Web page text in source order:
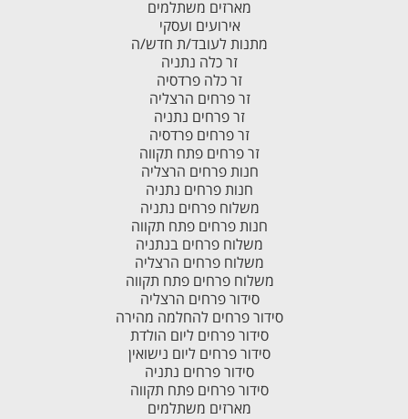
מארזים משתלמים
אירועים ועסקי
מתנות לעובד/ת חדש/ה
זר כלה נתניה
זר כלה פרדסיה
זר פרחים הרצליה
זר פרחים נתניה
זר פרחים פרדסיה
זר פרחים פתח תקווה
חנות פרחים הרצליה
חנות פרחים נתניה
משלוח פרחים נתניה
חנות פרחים פתח תקווה
משלוח פרחים בנתניה
משלוח פרחים הרצליה
משלוח פרחים פתח תקווה
סידור פרחים הרצליה
סידור פרחים להחלמה מהירה
סידור פרחים ליום הולדת
סידור פרחים ליום נישואין
סידור פרחים נתניה
סידור פרחים פתח תקווה
מארזים משתלמים